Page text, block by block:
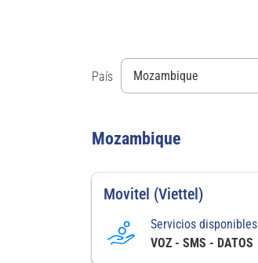
País
Mozambique
Movitel (Viettel)
Servicios disponibles
VOZ - SMS - DATOS